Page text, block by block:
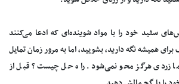
سفید خود را با مواد شوینده‌ای که ادعا می‌کنند
همیشه نگه دارید، بشویید، اما به مرور زمان تمایل
زردی هرگز محو نمی‌شود. راه حل چیست؟ قبل از